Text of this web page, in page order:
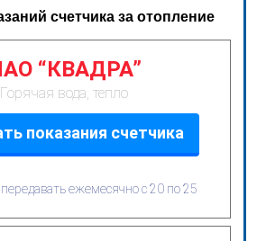
счетчика за отопление
“КВАДРА”
Горячая вода, тепло
показания счетчика
ежемесячно с 20 по 25